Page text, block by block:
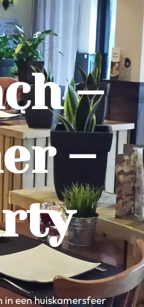
–
–
in een huiskamersfeer